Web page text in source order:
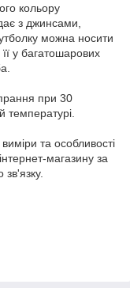
кольору
з джинсами,
можна носити
у багатошарових
при 30
температурі.
та особливості
магазину за